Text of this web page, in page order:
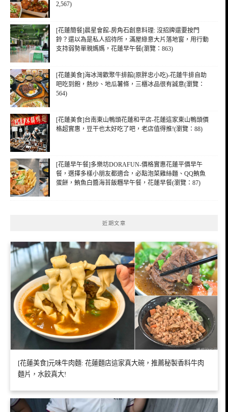
2,567)
[花蓮簡餐]晨星會館-房角石創意料理: 沒招牌還要按門
鈴？還以為是私人招待所，滿屋綠意大片落地窗，用行動
支持弱勢單親媽媽，花蓮早午餐(瀏覽：863)
[花蓮美食]海冰灣歡聚牛排館(原胖忠小吃)-花蓮牛排自助
吧吃到飽，熱炒、地瓜薯條，三櫃冰品很有誠意(瀏覽：
564)
[花蓮美食]台南東山鴨頭花蓮和平店-花蓮這家東山鴨頭價
格超實惠，豆干也太好吃了吧，老店值得推!(瀏覽：88)
[花蓮早午餐]多樂坊DORAFUN-價格實惠花蓮平價早午
餐，選擇多樣小朋友都適合，必點泡菜雞絲麵、QQ鮪魚
蛋餅，鮪魚白醬海苔飯糰早午餐，花蓮早餐(瀏覽：87)
近期文章
[花蓮美食]元味牛肉麵: 花蓮麵店這家真大碗，推薦秘製香料牛肉
麵片，水餃真大!